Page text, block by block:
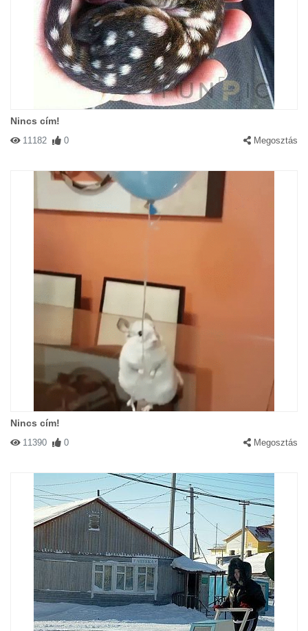
Nincs cím!
11182 0 Megosztás
Nincs cím!
11390 0 Megosztás